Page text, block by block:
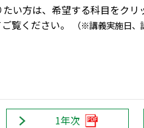
い方は、希望する科目をクリ
覧ください。
（※講義実施日
1年次